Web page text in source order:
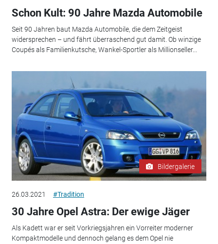
Schon Kult: 90 Jahre Mazda Automobile
Seit 90 Jahren baut Mazda Automobile, die dem Zeitgeist
widersprechen – und fährt überraschend gut damit. Ob winzige
Coupés als Familienkutsche, Wankel-Sportler als Millionseller...
Bildergalerie
26.03.2021 #Tradition
30 Jahre Opel Astra: Der ewige Jäger
Als Kadett war er seit Vorkriegsjahren ein Vorreiter moderner
Kompaktmodelle und dennoch gelang es dem Opel nie